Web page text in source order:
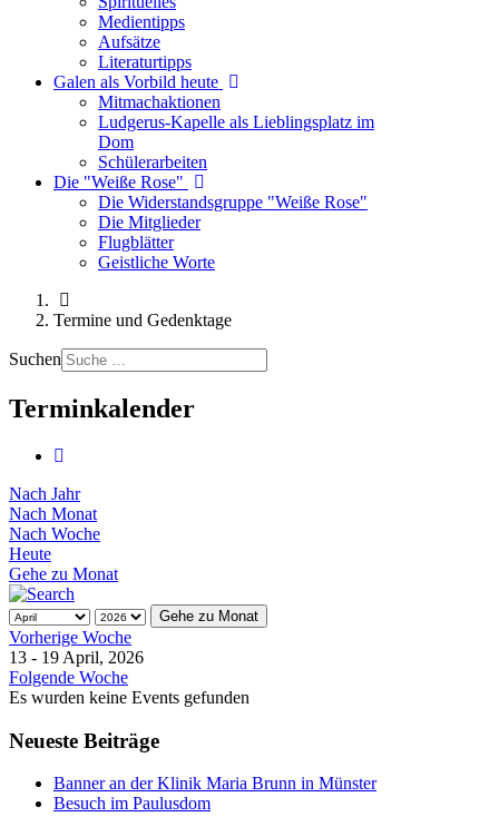
Medientipps
Aufsätze
Literaturtipps
Galen als Vorbild heute
Mitmachaktionen
Ludgerus-Kapelle als Lieblingsplatz im
Dom
Schülerarbeiten
Die "Weiße Rose"
Die Widerstandsgruppe "Weiße Rose"
Die Mitglieder
Flugblätter
Geistliche Worte
Termine und Gedenktage
Suchen
Terminkalender
Nach Jahr
Nach Monat
Nach Woche
Heute
Gehe zu Monat
Gehe zu Monat
Vorherige Woche
13 - 19 April, 2026
Folgende Woche
Es wurden keine Events gefunden
Neueste Beiträge
Banner an der Klinik Maria Brunn in Münster
Besuch im Paulusdom